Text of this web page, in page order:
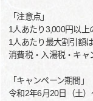
「注意点」
1人あたり3,000円以上
1人あたり最大割引額は
消費税・入湯税・キャ
「キャンペーン期間」
令和2年6月20日（土）